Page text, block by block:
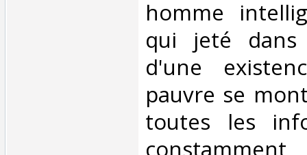
homme
qui jeté dans
d'une
pauvre se
toutes les